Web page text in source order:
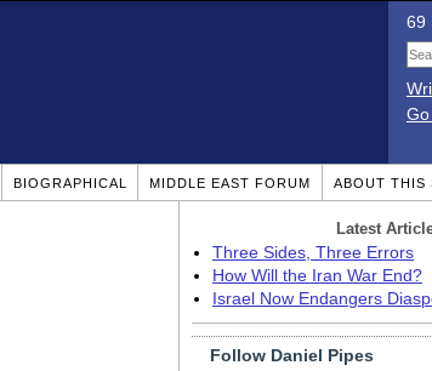
69
BIOGRAPHICAL MIDDLE EAST FORUM ABOUT THIS
Latest
Three Sides, Three Errors
How Will the Iran War End?
Israel Now Endangers
Follow Daniel Pipes